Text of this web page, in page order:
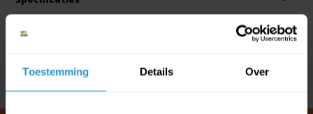
Toestemming Details Over
Reviews